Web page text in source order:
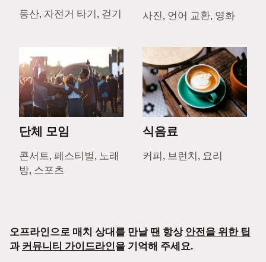
등산, 자전거 타기, 걷기 사진, 언어 교환, 영화
단체 모임
콘서트, 페스티벌, 노래
방, 스포츠
식음료
커피, 브런치, 요리
오프라인으로 매치 상대를 만날 땐 항상안전을 위한 팁
과커뮤니티 가이드라인을 기억해 주세요.